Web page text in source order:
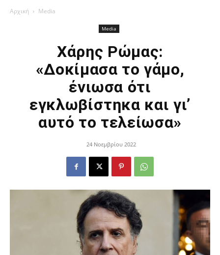
Αρχική Media
Media
Χάρης Ρώμας:
«Δοκίμασα το γάμο,
ένιωσα ότι
εγκλωβίστηκα και γι’
αυτό το τελείωσα»
24 Νοεμβρίου 2022